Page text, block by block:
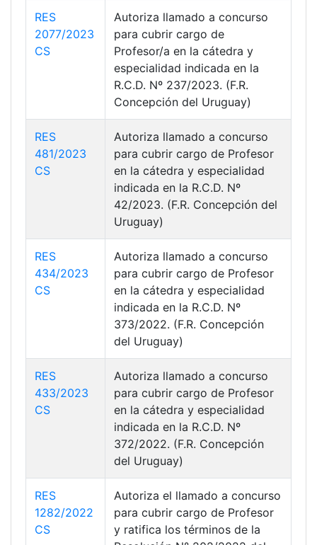
RES
2077/2023
CS
Autoriza llamado a concurso
para cubrir cargo de
Profesor/a en la cátedra y
especialidad indicada en la
R.C.D. Nº 237/2023. (F.R.
Concepción del Uruguay)
RES
481/2023
CS
Autoriza llamado a concurso
para cubrir cargo de Profesor
en la cátedra y especialidad
indicada en la R.C.D. Nº
42/2023. (F.R. Concepción del
Uruguay)
RES
434/2023
CS
Autoriza llamado a concurso
para cubrir cargo de Profesor
en la cátedra y especialidad
indicada en la R.C.D. Nº
373/2022. (F.R. Concepción
del Uruguay)
RES
433/2023
CS
Autoriza llamado a concurso
para cubrir cargo de Profesor
en la cátedra y especialidad
indicada en la R.C.D. Nº
372/2022. (F.R. Concepción
del Uruguay)
RES
1282/2022
CS
Autoriza el llamado a concurso
para cubrir cargo de Profesor
y ratifica los términos de la